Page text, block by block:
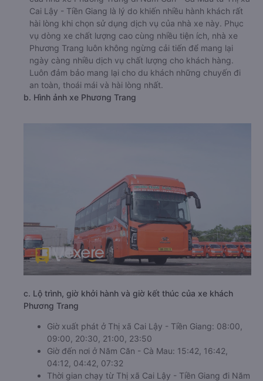
Cai Lậy - Tiền Giang là lý do khiến nhiều hành khách rất
hài lòng khi chọn sử dụng dịch vụ của nhà xe này. Phục
vụ dòng xe chất lượng cao cùng nhiều tiện ích, nhà xe
Phương Trang luôn không ngừng cải tiến để mang lại
ngày càng nhiều dịch vụ chất lượng cho khách hàng.
Luôn đảm bảo mang lại cho du khách những chuyến đi
an toàn, thoái mái và hài lòng nhất.
b. Hình ảnh xe Phương Trang
c. Lộ trình, giờ khởi hành và giờ kết thúc của xe khách
Phương Trang
Giờ xuất phát ở Thị xã Cai Lậy - Tiền Giang: 08:00,
09:00, 20:30, 21:00, 23:50
Giờ đến nơi ở Năm Căn - Cà Mau: 15:42, 16:42,
04:12, 04:42, 07:32
Thời gian chạy từ Thị xã Cai Lậy - Tiền Giang đi Năm